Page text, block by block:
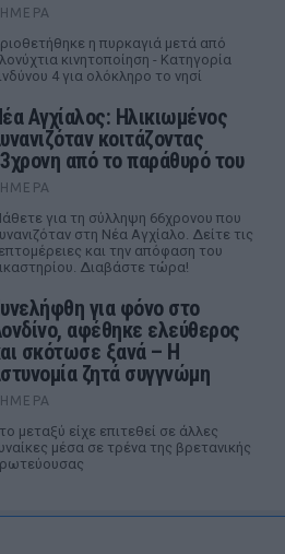
η πυρκαγιά μετά από
κινητοποίηση - Κατηγορία
4 για ολόκληρο το νησί
Αγχίαλος: Ηλικιωμένος
κοιτάζοντας
από το παράθυρό του
για τη σύλληψη 66χρονου που
στη Νέα Αγχίαλο. Δείτε τις
και την απόφαση του
Διαβάστε τώρα!
για φόνο στο
αφέθηκε ελεύθερος
σκότωσε ξανά – Η
ζητά συγγνώμη
μεταξύ είχε επιτεθεί σε άλλες
μέσα σε τρένα της βρετανικής